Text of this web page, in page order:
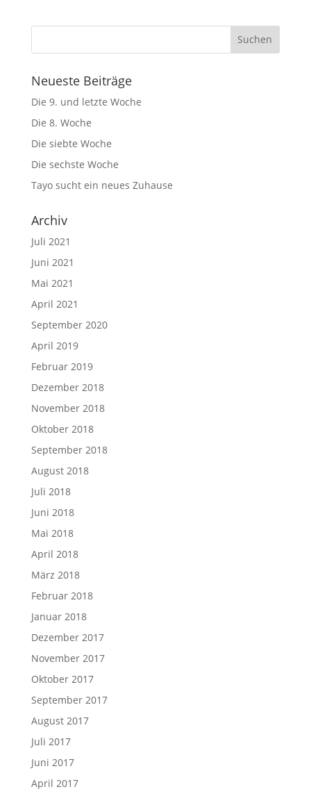
Neueste Beiträge
Die 9. und letzte Woche
Die 8. Woche
Die siebte Woche
Die sechste Woche
Tayo sucht ein neues Zuhause
Archiv
Juli 2021
Juni 2021
Mai 2021
April 2021
September 2020
April 2019
Februar 2019
Dezember 2018
November 2018
Oktober 2018
September 2018
August 2018
Juli 2018
Juni 2018
Mai 2018
April 2018
März 2018
Februar 2018
Januar 2018
Dezember 2017
November 2017
Oktober 2017
September 2017
August 2017
Juli 2017
Juni 2017
April 2017